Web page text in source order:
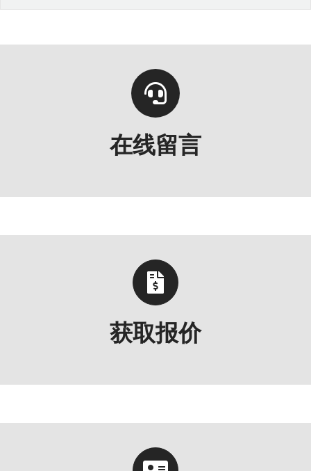
在线留言
获取报价